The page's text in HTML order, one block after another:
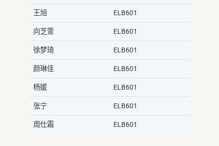
王旭 ELB601
向芝萱 ELB601
徐梦琦 ELB601
颜琳佳 ELB601
杨媛 ELB601
张宁 ELB601
周仕霜 ELB601